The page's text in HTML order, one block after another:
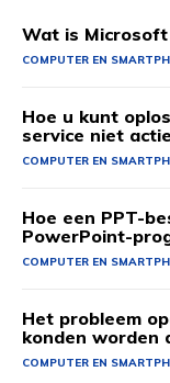
Wat is
COMPUTER EN
Hoe u kunt
service niet
COMPUTER EN
Hoe een PPT-
PowerPoint-
COMPUTER EN
Het probleem
konden worden
COMPUTER EN